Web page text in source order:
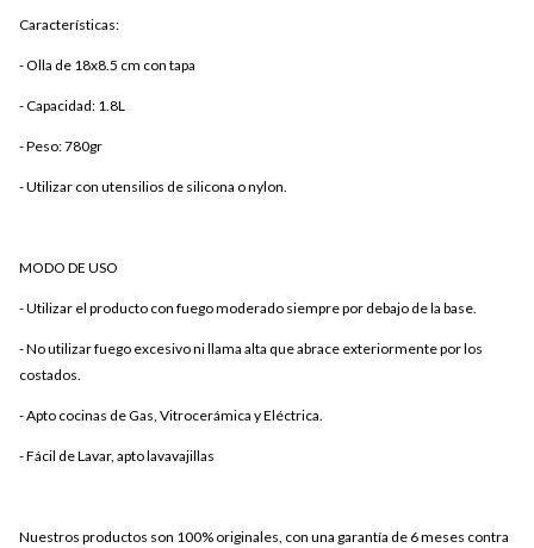
Características:
- Olla de 18x8.5 cm con tapa
- Capacidad: 1.8L
- Peso: 780gr
- Utilizar con utensilios de silicona o nylon.
MODO DE USO
- Utilizar el producto con fuego moderado siempre por debajo de la base.
- No utilizar fuego excesivo ni llama alta que abrace exteriormente por los
costados.
- Apto cocinas de Gas, Vitrocerámica y Eléctrica.
- Fácil de Lavar, apto lavavajillas
Nuestros productos son 100% originales, con una garantía de 6 meses contra